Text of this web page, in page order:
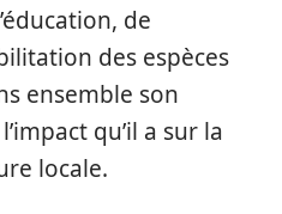
de
des espèces
ensemble son
qu’il a sur la
locale.